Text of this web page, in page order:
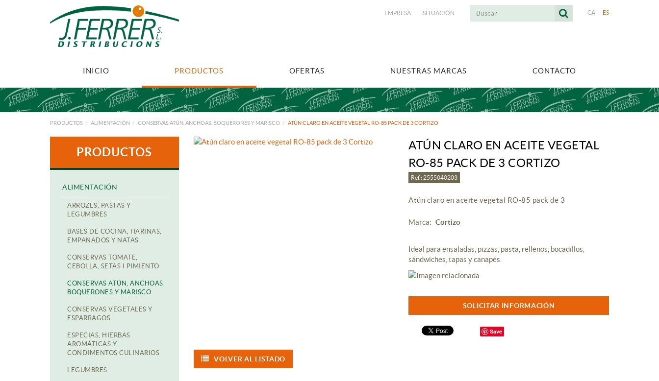
CA ES
EMPRESA SITUACIÓN
INICIO PRODUCTOS OFERTAS NUESTRAS MARCAS CONTACTO
PRODUCTOS ALIMENTACIÓN CONSERVAS ATÚN, ANCHOAS, BOQUERONES Y MARISCO ATÚN CLARO EN ACEITE VEGETAL RO-85 PACK DE 3 CORTIZO
PRODUCTOS
ALIMENTACIÓN
ARROZES, PASTAS Y
LEGUMBRES
BASES DE COCINA, HARINAS,
EMPANADOS Y NATAS
CONSERVAS TOMATE,
CEBOLLA, SETAS I PIMIENTO
CONSERVAS ATÚN, ANCHOAS,
BOQUERONES Y MARISCO
CONSERVAS VEGETALES Y
ESPARRAGOS
ESPECIAS, HIERBAS
AROMÁTICAS Y
CONDIMENTOS CULINARIOS
LEGUMBRES
ATÚN CLARO EN ACEITE VEGETAL
RO-85 PACK DE 3 CORTIZO
Ref.: 2555040203
Atún claro en aceite vegetal RO-85 pack de 3
Marca: Cortizo
Ideal para ensaladas, pizzas, pasta, rellenos, bocadillos,
sándwiches, tapas y canapés.
SOLICITAR INFORMACIÓN
Save
VOLVER AL LISTADO